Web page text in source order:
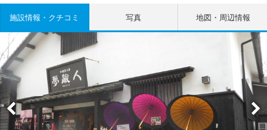
施設情報・クチコミ 写真 地図・周辺情報